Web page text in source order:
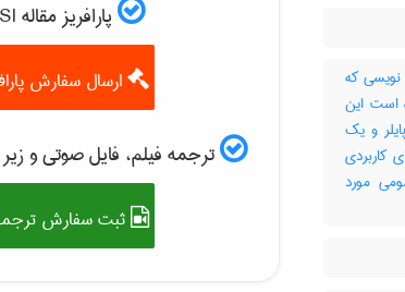
که
است این
و یک
کاربردی
مورد
پارافریز مقاله ISI و رفع plagiarism
ارسال سفارش
ترجمه فیلم، فایل صوتی و
ثبت سفارش